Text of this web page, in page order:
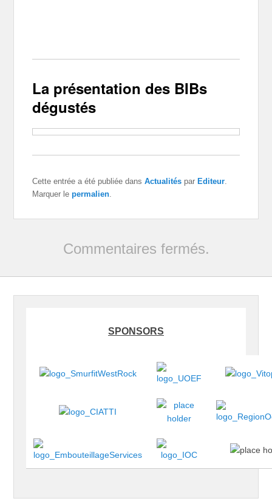
La présentation des BIBs
dégustés
Cette entrée a été publiée dansActualitésparEditeur.
Commentaires fermés.